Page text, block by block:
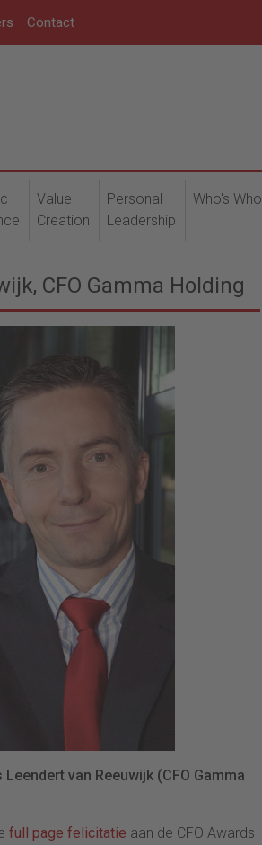
Contact
Value
Creation
Personal
Leadership
Who's Who
CFO Gamma Holding
van Reeuwijk (CFO Gamma
full page felicitatie aan de CFO Awards